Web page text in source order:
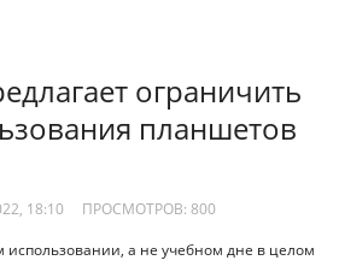
ограничить
планшетов
18:10 ПРОСМОТРОВ: 800
использовании, а не учебном дне в целом